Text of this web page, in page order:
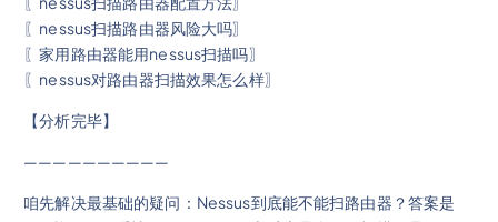
〖nessus扫描路由器风险大吗〗
〖家用路由器能用nessus扫描吗〗
〖nessus对路由器扫描效果怎么样〗
【分析完毕】
——————————
咱先解决最基础的疑问：Nessus到底能不能扫路由器？答案是